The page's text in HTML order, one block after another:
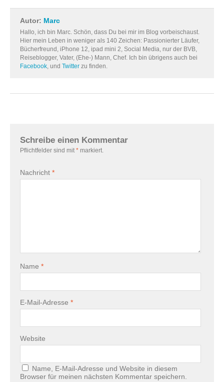
Autor: Marc
Hallo, ich bin Marc. Schön, dass Du bei mir im Blog vorbeischaust.
Hier mein Leben in weniger als 140 Zeichen: Passionierter Läufer,
Bücherfreund, iPhone 12, ipad mini 2, Social Media, nur der BVB,
Reiseblogger, Vater, (Ehe-) Mann, Chef. Ich bin übrigens auch bei
Facebook, und Twitter zu finden.
Schreibe einen Kommentar
Pflichtfelder sind mit * markiert.
Nachricht *
Name *
E-Mail-Adresse *
Website
Name, E-Mail-Adresse und Website in diesem
Browser für meinen nächsten Kommentar speichern.